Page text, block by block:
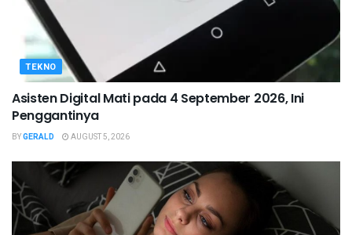
TEKNO
Asisten Digital Mati pada 4 September 2026, Ini
Penggantinya
BYGERALD AUGUST 5, 2026